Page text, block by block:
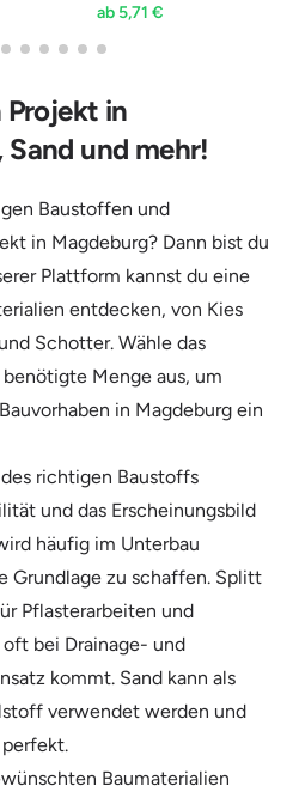
ab 5,71 €
in
und mehr!
Baustoffen und
in Magdeburg? Dann bist du
Plattform kannst du eine
entdecken, von Kies
Schotter. Wähle das
Menge aus, um
in Magdeburg ein
richtigen Baustoffs
und das Erscheinungsbild
häufig im Unterbau
Grundlage zu schaffen. Splitt
Pflasterarbeiten und
bei Drainage- und
kommt. Sand kann als
verwendet werden und
Baumaterialien